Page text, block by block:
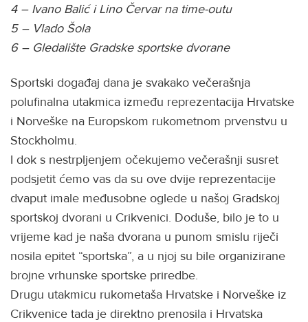
4 – Ivano Balić i Lino Červar na time-outu
5 – Vlado Šola
6 – Gledalište Gradske sportske dvorane
Sportski događaj dana je svakako večerašnja
polufinalna utakmica između reprezentacija Hrvatske
i Norveške na Europskom rukometnom prvenstvu u
Stockholmu.
I dok s nestrpljenjem očekujemo večerašnji susret
podsjetit ćemo vas da su ove dvije reprezentacije
dvaput imale međusobne oglede u našoj Gradskoj
sportskoj dvorani u Crikvenici. Doduše, bilo je to u
vrijeme kad je naša dvorana u punom smislu riječi
nosila epitet “sportska”, a u njoj su bile organizirane
brojne vrhunske sportske priredbe.
Drugu utakmicu rukometaša Hrvatske i Norveške iz
Crikvenice tada je direktno prenosila i Hrvatska